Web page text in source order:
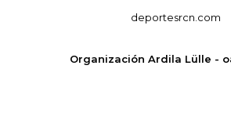
deportesrcn.com
Organización Ardila Lülle -